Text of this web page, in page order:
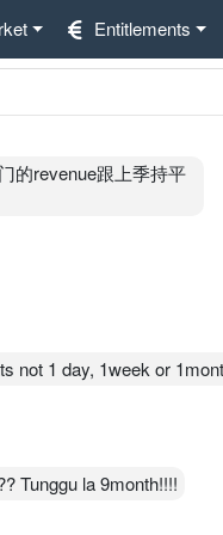
Entitlements
的revenue跟上季持平
of May 2021.
time 2-3 times.
announced in Q2 2021
not 1 day, 1week or
Tunggu la 9month!!!!